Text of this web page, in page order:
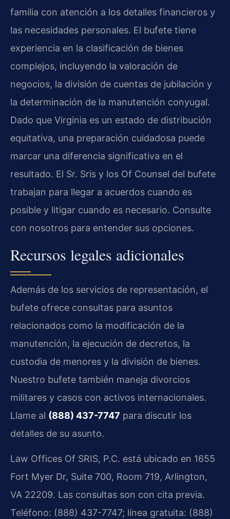
familia con atención a los detalles financieros y
las necesidades personales. El bufete tiene
experiencia en la clasificación de bienes
complejos, incluyendo la valoración de
negocios, la división de cuentas de jubilación y
la determinación de la manutención conyugal.
Dado que Virginia es un estado de distribución
equitativa, una preparación cuidadosa puede
marcar una diferencia significativa en el
resultado. El Sr. Sris y los Of Counsel del bufete
trabajan para llegar a acuerdos cuando es
posible y litigar cuando es necesario. Consulte
con nosotros para entender sus opciones.
Recursos legales adicionales
Además de los servicios de representación, el
bufete ofrece consultas para asuntos
relacionados como la modificación de la
manutención, la ejecución de decretos, la
custodia de menores y la división de bienes.
Nuestro bufete también maneja divorcios
militares y casos con activos internacionales.
Llame al (888) 437-7747 para discutir los
detalles de su asunto.
Law Offices Of SRIS, P.C. está ubicado en 1655
Fort Myer Dr, Suite 700, Room 719, Arlington,
VA 22209. Las consultas son con cita previa.
Teléfono: (888) 437-7747; línea gratuita: (888)